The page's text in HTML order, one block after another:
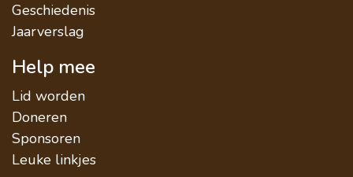
Geschiedenis
Jaarverslag
Help mee
Lid worden
Doneren
Sponsoren
Leuke linkjes